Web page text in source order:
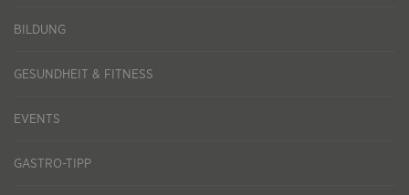
BILDUNG
GESUNDHEIT & FITNESS
EVENTS
GASTRO-TIPP